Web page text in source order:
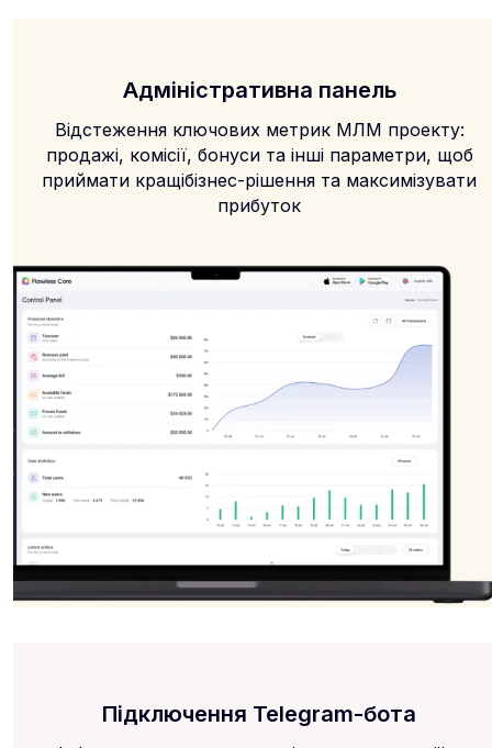
Адміністративна панель
Відстеження ключових метрик МЛМ проекту:
продажі, комісії, бонуси та інші параметри, щоб
приймати кращібізнес-рішення та максимізувати
прибуток
Підключення Telegram-бота